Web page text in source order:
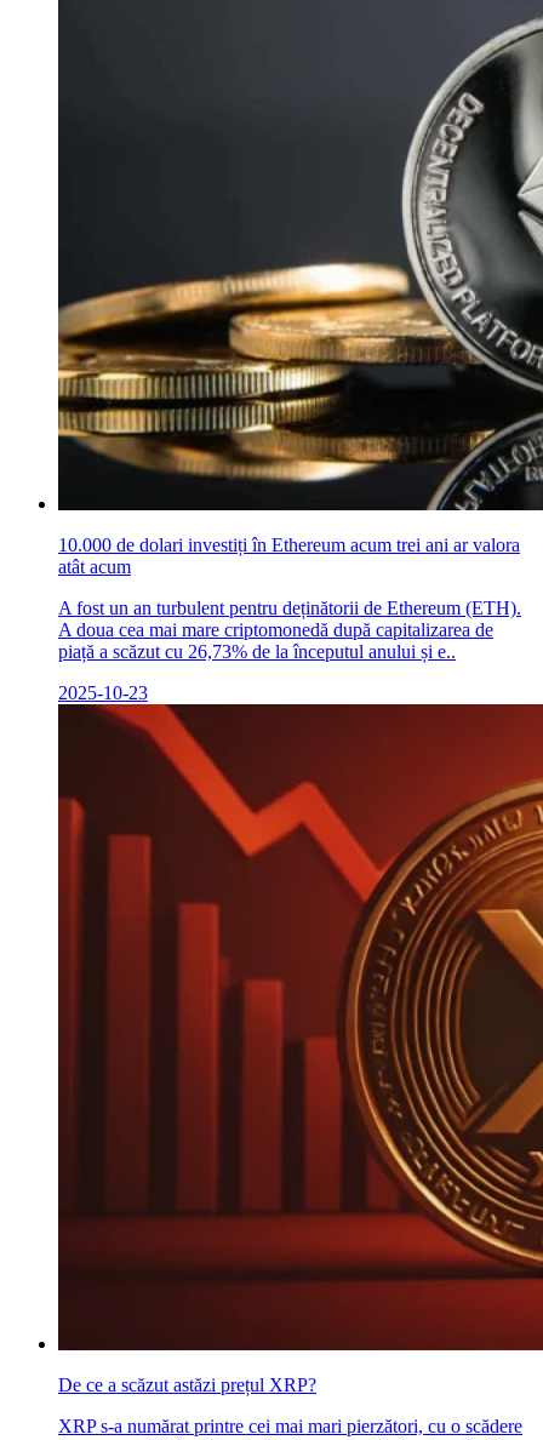
10.000 de dolari investiți în Ethereum acum trei ani ar valora
atât acum
A fost un an turbulent pentru deținătorii de Ethereum (ETH).
A doua cea mai mare criptomonedă după capitalizarea de
piață a scăzut cu 26,73% de la începutul anului și e..
2025-10-23
De ce a scăzut astăzi prețul XRP?
XRP s-a numărat printre cei mai mari pierzători, cu o scădere